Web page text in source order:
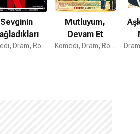
var mı?
devam filmi bulunmamaktadır.
Sevginin
Komedi, Dram, Romantik
Mutluyum,
Devam Et
Komedi, Dram, Romantik